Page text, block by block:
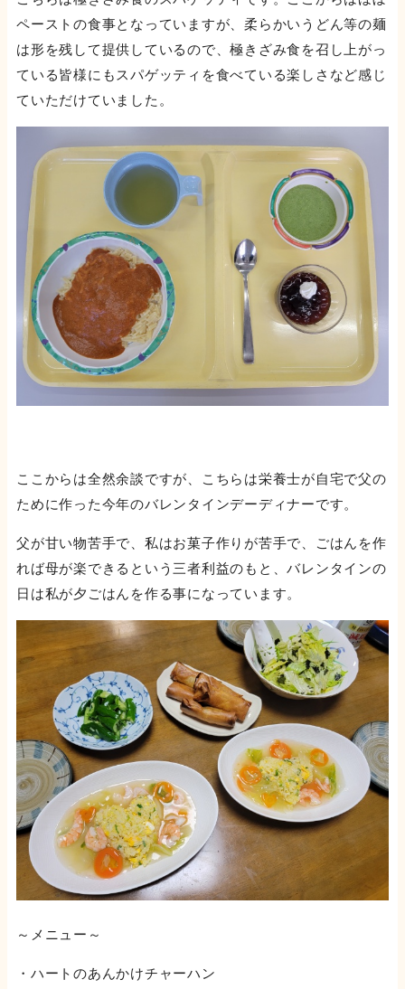
ペーストの食事となっていますが、柔らかいうどん等の麺
は形を残して提供しているので、極きざみ食を召し上がっ
ている皆様にもスパゲッティを食べている楽しさなど感じ
ていただけていました。
ここからは全然余談ですが、こちらは栄養士が自宅で父の
ために作った今年のバレンタインデーディナーです。
父が甘い物苦手で、私はお菓子作りが苦手で、ごはんを作
れば母が楽できるという三者利益のもと、バレンタインの
日は私が夕ごはんを作る事になっています。
～メニュー～
・ハートのあんかけチャーハン